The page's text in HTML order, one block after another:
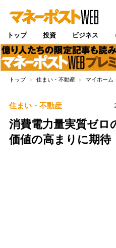
トップ 投資 ビジネス
トップ 住まい・不動産 マイホーム
住まい・不動産
消費電力量実質ゼ
価値の高まりに期待